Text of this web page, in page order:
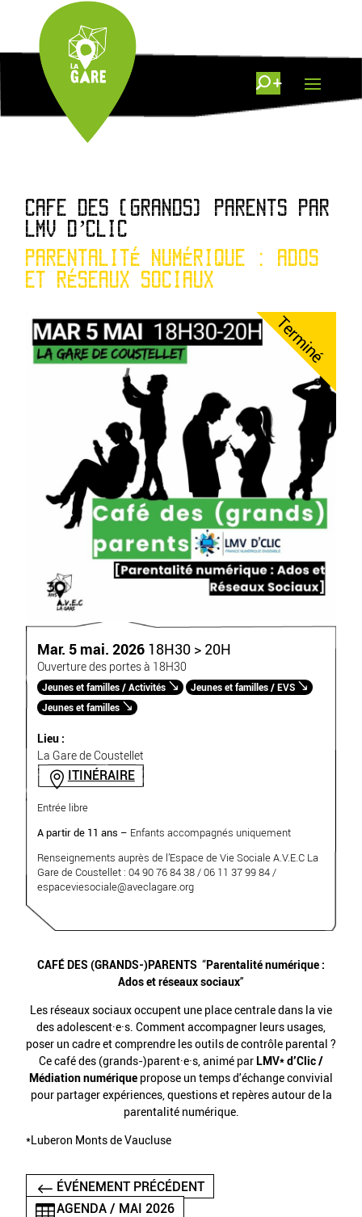
CAFE DES (GRANDS) PARENTS PAR
LMV D’CLIC
PARENTALITÉ NUMÉRIQUE : ADOS
ET RÉSEAUX SOCIAUX
Terminé
Mar. 5 mai. 2026 18H30 > 20H
Ouverture des portes à 18H30
Jeunes et familles / Activités
Jeunes et familles / EVS
Jeunes et familles
Lieu :
La Gare de Coustellet
ITINÉRAIRE
Entrée libre
A partir de 11 ans – Enfants accompagnés uniquement
Renseignements auprès de l’Espace de Vie Sociale A.V.E.C La
Gare de Coustellet : 04 90 76 84 38 / 06 11 37 99 84 /
espaceviesociale@aveclagare.org
CAFÉ DES (GRANDS-)PARENTS “Parentalité numérique :
Ados et réseaux sociaux”
Les réseaux sociaux occupent une place centrale dans la vie
des adolescent·e·s. Comment accompagner leurs usages,
poser un cadre et comprendre les outils de contrôle parental ?
Ce café des (grands-)parent·e·s, animé par LMV* d’Clic /
Médiation numérique propose un temps d’échange convivial
pour partager expériences, questions et repères autour de la
parentalité numérique.
*Luberon Monts de Vaucluse
ÉVÉNEMENT PRÉCÉDENT
AGENDA / MAI 2026